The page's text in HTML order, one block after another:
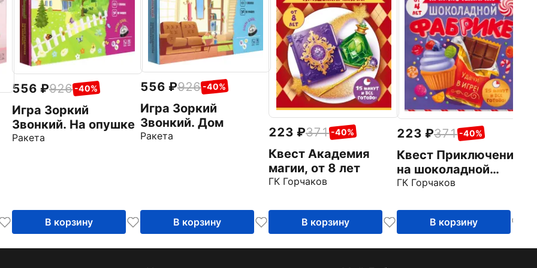
556 926 -40%
Игра Зоркий
Звонкий. На опушке
Ракета
В корзину
556 926 -40%
Игра Зоркий
Звонкий. Дом
Ракета
В корзину
223 371 -40%
Квест Академия
магии, от 8 лет
ГК Горчаков
В корзину
223 371 -40%
Квест Приключения
на шоколадной
фабрике, от 4 лет
ГК Горчаков
В корзину